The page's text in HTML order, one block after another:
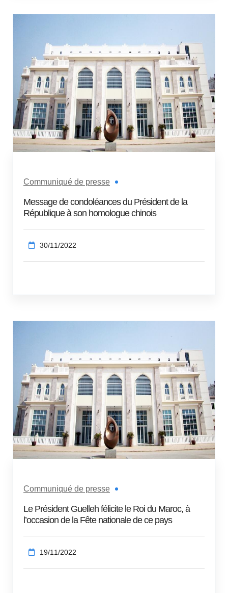
Communiqué de presse
Message de condoléances du Président de la
République à son homologue chinois
30/11/2022
Communiqué de presse
Le Président Guelleh félicite le Roi du Maroc, à
l’occasion de la Fête nationale de ce pays
19/11/2022